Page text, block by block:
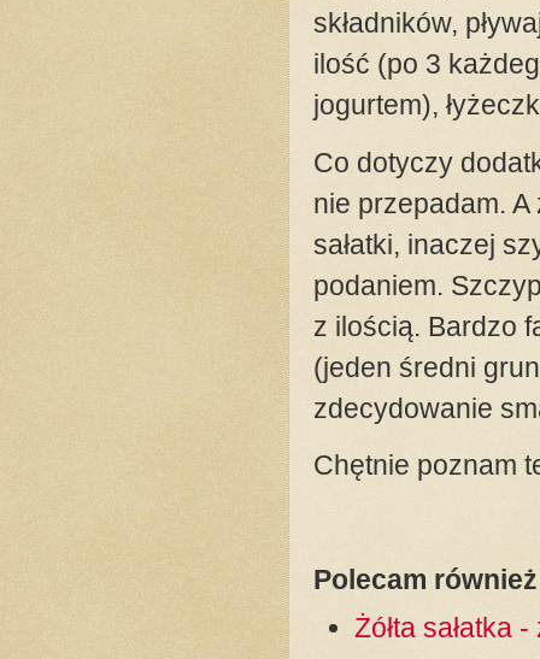
składników,
ilość (po 3
jogurtem),
Co dotyczy
nie przepadam. A
sałatki, inaczej
podaniem.
z ilością. Bardzo
(jeden średni
zdecydowanie
Chętnie poznam
Polecam
Żółta sałatka